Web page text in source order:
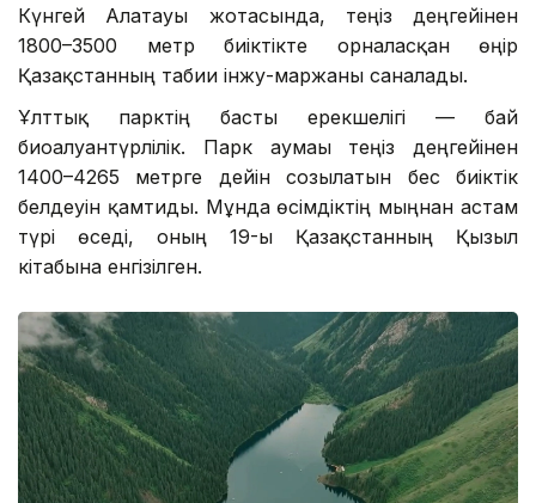
Күнгей Алатауы жотасында, теңіз деңгейінен
1800–3500 метр биіктікте орналасқан өңір
Қазақстанның табиғи інжу-маржаны саналады.
Ұлттық парктің басты ерекшелігі — бай
биоалуантүрлілік. Парк аумағы теңіз деңгейінен
1400–4265 метрге дейін созылатын бес биіктік
белдеуін қамтиды. Мұнда өсімдіктің мыңнан астам
түрі өседі, оның 19-ы Қазақстанның Қызыл
кітабына енгізілген.